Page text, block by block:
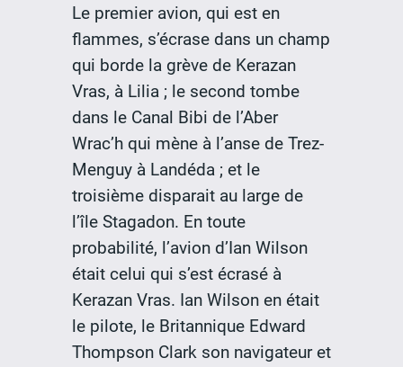
Le premier avion, qui est en
flammes, s’écrase dans un champ
qui borde la grève de Kerazan
Vras, à Lilia ; le second tombe
dans le Canal Bibi de l’Aber
Wrac’h qui mène à l’anse de Trez-
Menguy à Landéda ; et le
troisième disparait au large de
l’île Stagadon. En toute
probabilité, l’avion d’Ian Wilson
était celui qui s’est écrasé à
Kerazan Vras. Ian Wilson en était
le pilote, le Britannique Edward
Thompson Clark son navigateur et